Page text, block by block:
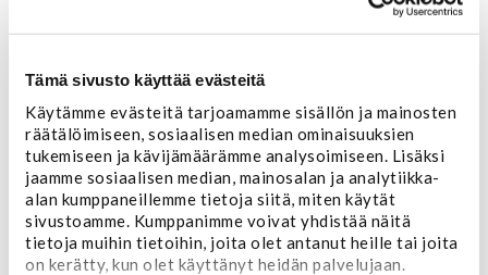
Tämä sivusto käyttää evästeitä
Käytämme evästeitä tarjoamamme sisällön ja mainosten
räätälöimiseen, sosiaalisen median ominaisuuksien
tukemiseen ja kävijämäärämme analysoimiseen. Lisäksi
jaamme sosiaalisen median, mainosalan ja analytiikka-
alan kumppaneillemme tietoja siitä, miten käytät
sivustoamme. Kumppanimme voivat yhdistää näitä
tietoja muihin tietoihin, joita olet antanut heille tai joita
on kerätty, kun olet käyttänyt heidän palvelujaan.
Jarrupalat (taakse)
Jarrutiivisteet
Jarrurummut
Jarrulevyt
Jarrusatulan männät
Jarruletkut ja -vaijerit
Jarruliittimet ja ilmausruuvit
Muut jarruosat
Laakerit ja akselitiivisteet